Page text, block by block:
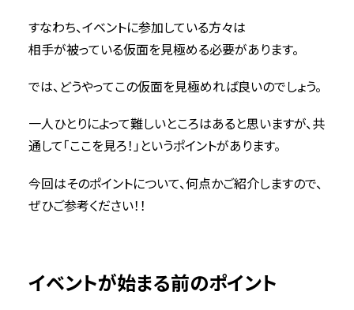
すなわち、イベントに参加している方々は
相手が被っている仮面を見極める必要があります。
では、どうやってこの仮面を見極めれば良いのでしょう。
一人ひとりによって難しいところはあると思いますが、共
通して「ここを見ろ！」というポイントがあります。
今回はそのポイントについて、何点かご紹介しますので、
ぜひご参考ください！！
イベントが始まる前のポイント